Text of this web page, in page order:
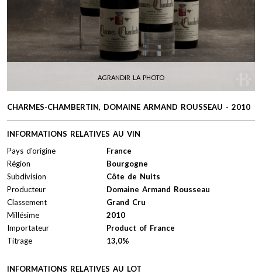
AGRANDIR LA PHOTO
CHARMES-CHAMBERTIN, DOMAINE ARMAND ROUSSEAU - 2010
INFORMATIONS RELATIVES AU VIN
Pays d'origine
France
Région
Bourgogne
Subdivision
Côte de Nuits
Producteur
Domaine Armand Rousseau
Classement
Grand Cru
Millésime
2010
Importateur
Product of France
Titrage
13,0%
INFORMATIONS RELATIVES AU LOT